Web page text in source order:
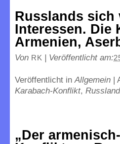
Russlands sich
Interessen. Die
Armenien,
Von RK | Veröffentlicht am:
Veröffentlicht inAllgemein |
Karabach-Konflikt, Russland
„Der